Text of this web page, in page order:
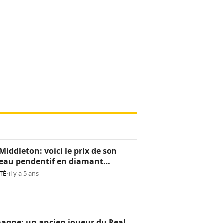
voici le prix de son
pendentif en diamant
•il y a 5 ans